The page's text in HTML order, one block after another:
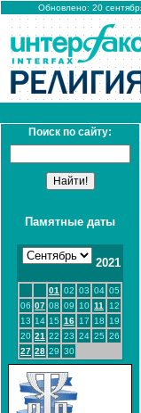
Обновлено: 20
Поиск по сайту:
Памятные даты
2021
01 02 03 04 05
06 07 08 09 10 11
12
13 14 15 16 17 18
19
20 21 22 23 24 25 26
27 28 29 30